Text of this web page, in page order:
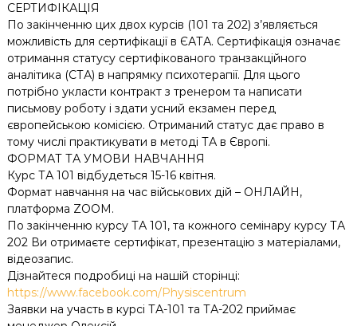
СЕРТИФІКАЦІЯ
По закінченню цих двох курсів (101 та 202) з’являється
можливість для сертифікації в ЄАТА. Сертифікація означає
отримання статусу сертифікованого транзакційного
аналітика (СТА) в напрямку психотерапії. Для цього
потрібно укласти контракт з тренером та написати
письмову роботу і здати усний екзамен перед
європейською комісією. Отриманий статус дає право в
тому числі практикувати в методі ТА в Європі.
ФОРМАТ ТА УМОВИ НАВЧАННЯ
Курс ТА 101 відбудеться 15-16 квітня.
Формат навчання на час військових дій – ОНЛАЙН,
платформа ZOOM.
По закінченню курсу ТА 101, та кожного семінару курсу ТА
202 Ви отримаєте сертифікат, презентацію з матеріалами,
відеозапис.
Дізнайтеся подробиці на нашій сторінці:
https://www.facebook.com/Physiscentrum
Заявки на участь в курсі ТА-101 та ТА-202 приймає